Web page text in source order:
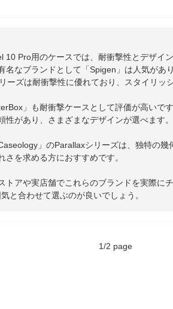
10 Pro用のケースでは、耐衝撃性とデザイ
名なブランドとして「Spigen」は人気があ
ーズは耐衝撃性に優れており、スタイリッ
」も耐衝撃ケースとして評価が高いで
性があり、さまざまなデザインが選べます。
」のParallaxシリーズは、独特の幾
さを求める方におすすめです。
トアや実店舗でこれらのブランドを実際に
と合わせて選ぶのが良いでしょう。
1 /2 page